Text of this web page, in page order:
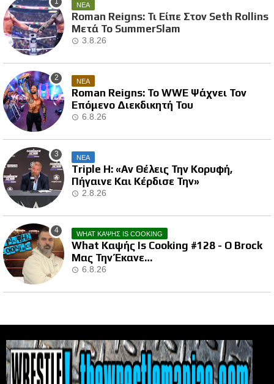
ΝΕΑ
Roman Reigns: Τι Είπε Στον Seth Rollins
Μετά Το SummerSlam
3.8.26
ΝΕΑ
Roman Reigns: Το WWE Ψάχνει Τον
Επόμενο Διεκδικητή Του
6.8.26
ΝΕΑ
Triple H: «Αν Θέλεις Την Κορυφή,
Πήγαινε Και Κέρδισε Την»
2.8.26
WHAT ΚΑΨΗΣ IS COOKING
What Καψής Is Cooking #128 - Ο Brock
Μας Την Έκανε…
6.8.26